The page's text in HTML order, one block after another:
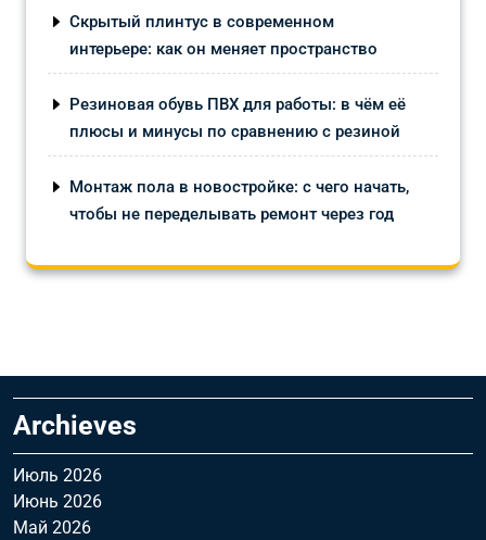
Скрытый плинтус в современном
интерьере: как он меняет пространство
Резиновая обувь ПВХ для работы: в чём её
плюсы и минусы по сравнению с резиной
Монтаж пола в новостройке: с чего начать,
чтобы не переделывать ремонт через год
Archieves
Июль 2026
Июнь 2026
Май 2026